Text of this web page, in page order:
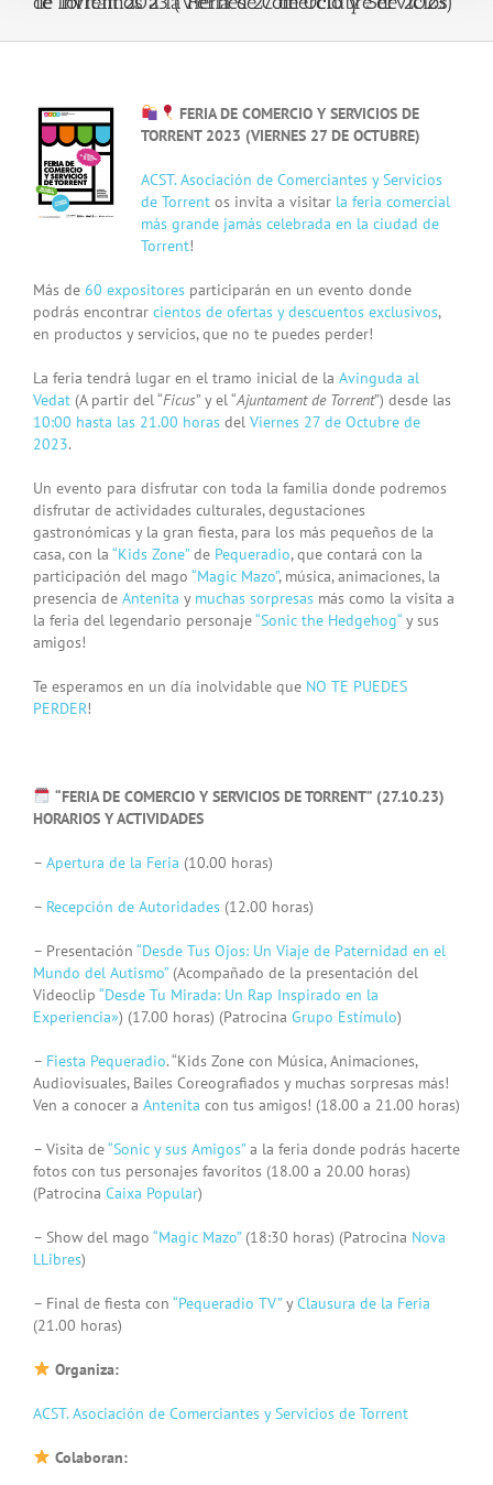
View
Larger
FERIA DE COMERCIO Y SERVICIOS DE
TORRENT 2023 (VIERNES 27 DE OCTUBRE)
ACST. Asociación de Comerciantes y Servicios
de Torrentos invita a visitar la feria comercial
más grande jamás celebrada en la ciudad de
Torrent!
Más de 60 expositores participarán en un evento donde
podrás encontrar cientos de ofertas y descuentos exclusivos,
en productos y servicios, que no te puedes perder!
La feria tendrá lugar en el tramo inicial de la Avinguda al
Vedat (A partir del “Ficus” y el “Ajuntament de Torrent”) desde las
10:00 hasta las 21.00 horas del Viernes 27 de Octubre de
2023.
Un evento para disfrutar con toda la familia donde podremos
disfrutar de actividades culturales, degustaciones
gastronómicas y la gran fiesta, para los más pequeños de la
casa, con la “Kids Zone”de Pequeradio, que contará con la
participación del mago “Magic Mazo”, música, animaciones, la
presencia de Antenita y muchas sorpresas más como la visita a
la feria del legendario personaje“Sonic the Hedgehog​“ y sus
amigos!
Te esperamos en un día inolvidable que NO TE PUEDES
PERDER!
“FERIA DE COMERCIO Y SERVICIOS DE TORRENT” (27.10.23)
HORARIOS Y ACTIVIDADES
– Apertura de la Feria (10.00 horas)
– Recepción de Autoridades (12.00 horas)
– Presentación “Desde Tus Ojos: Un Viaje de Paternidad en el
Mundo del Autismo”(Acompañado de la presentación del
Videoclip “Desde Tu Mirada: Un Rap Inspirado en la
Experiencia») (17.00 horas) (Patrocina Grupo Estímulo)
– Fiesta Pequeradio. “Kids Zone con Música, Animaciones,
Audiovisuales, Bailes Coreografiados y muchas sorpresas más!
Ven a conocer a Antenita con tus amigos! (18.00 a 21.00 horas)
– Visita de“Sonic y sus Amigos”a la feria donde podrás hacerte
fotos con tus personajes favoritos (18.00 a 20.00 horas)
(Patrocina Caixa Popular)
– Show del mago “Magic Mazo”(18:30 horas) (Patrocina Nova
LLibres)
– Final de fiesta con “Pequeradio TV”yClausura de la Feria
(21.00 horas)
Organiza:
ACST. Asociación de Comerciantes y Servicios de Torrent
Colaboran: